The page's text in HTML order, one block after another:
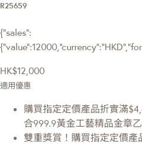
R25659
{"sales":
HK$12,000
適用優惠
購買指定定價產品折實滿
合999.9黃金工藝精品金章乙
雙重獎賞！購買指定定價產